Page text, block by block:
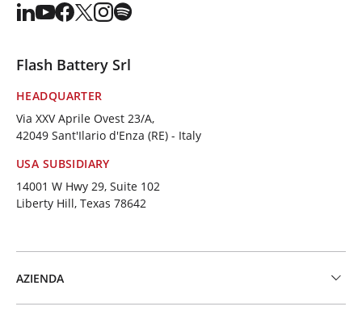
Flash Battery Srl
HEADQUARTER
Via XXV Aprile Ovest 23/A,
42049 Sant'Ilario d'Enza (RE) - Italy
USA SUBSIDIARY
14001 W Hwy 29, Suite 102
Liberty Hill, Texas 78642
AZIENDA